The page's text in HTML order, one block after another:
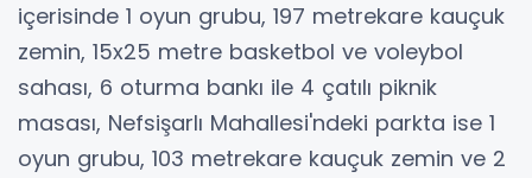
içerisinde 1 oyun grubu, 197 metrekare kauçuk
zemin, 15x25 metre basketbol ve voleybol
sahası, 6 oturma bankı ile 4 çatılı piknik
masası, Nefsişarlı Mahallesi'ndeki parkta ise 1
oyun grubu, 103 metrekare kauçuk zemin ve 2